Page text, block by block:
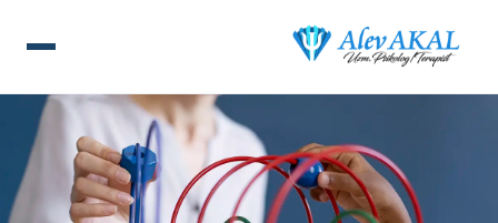
ANA SAYFA